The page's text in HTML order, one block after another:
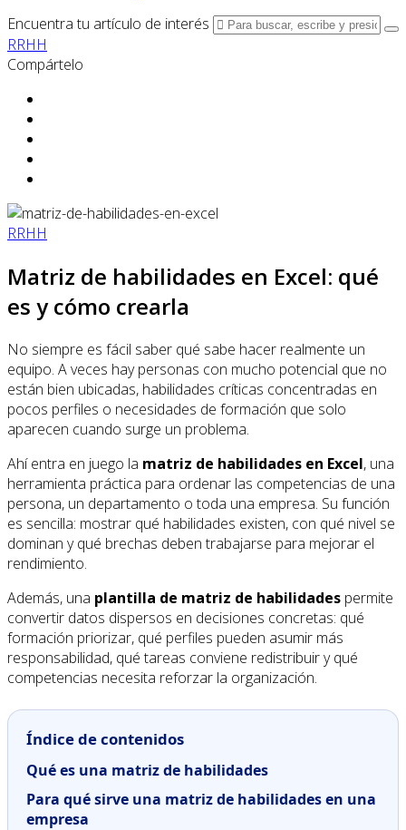
Encuentra tu artículo de interés
RRHH
Compártelo
RRHH
Matriz de habilidades en Excel: qué
es y cómo crearla
No siempre es fácil saber qué sabe hacer realmente un
equipo. A veces hay personas con mucho potencial que no
están bien ubicadas, habilidades críticas concentradas en
pocos perfiles o necesidades de formación que solo
aparecen cuando surge un problema.
Ahí entra en juego la matriz de habilidades en Excel, una
herramienta práctica para ordenar las competencias de una
persona, un departamento o toda una empresa. Su función
es sencilla: mostrar qué habilidades existen, con qué nivel se
dominan y qué brechas deben trabajarse para mejorar el
rendimiento.
Además, una plantilla de matriz de habilidades permite
convertir datos dispersos en decisiones concretas: qué
formación priorizar, qué perfiles pueden asumir más
responsabilidad, qué tareas conviene redistribuir y qué
competencias necesita reforzar la organización.
Índice de contenidos
Qué es una matriz de habilidades
Para qué sirve una matriz de habilidades en una
empresa